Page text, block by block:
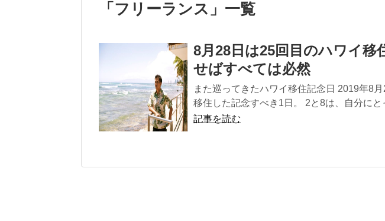
「 フリーランス 」 一覧
8月28日は25回目のハワイ移
せばすべては必然
また巡ってきたハワイ移住記念日 2019年8
移住した記念すべき1日。 2と8は、自分にと
記事を読む